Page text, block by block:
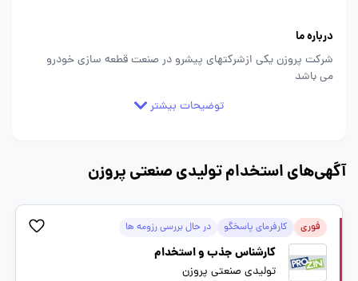
درباره ما
شرکت پروزن یکی ازشرکتهای پیشرو در صنعت قطعه سازی خودرو
می باشد
توضیحات بیشتر
آگهی‌های استخدام تولیدی صنعتی پروزن
فوری کارفرمای پاسخگو در حال بررسی رزومه ها
کارشناس جذب و استخدام
تولیدی صنعتی پروزن